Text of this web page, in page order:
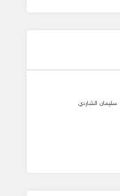
سليمان الشاردي